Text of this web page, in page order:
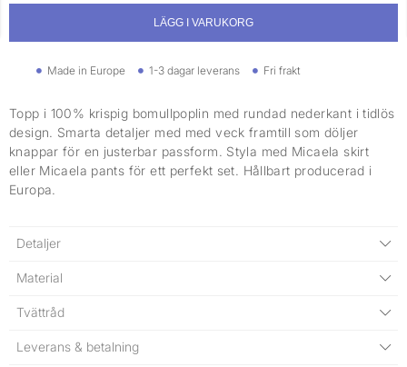
LÄGG I VARUKORG
Made in Europe 1-3 dagar leverans Fri frakt
Topp i 100% krispig bomullpoplin med rundad nederkant i tidlös
design. Smarta detaljer med med veck framtill som döljer
knappar för en justerbar passform. Styla med Micaela skirt
eller Micaela pants för ett perfekt set. Hållbart producerad i
Europa.
Detaljer
Material
Tvättråd
Leverans & betalning